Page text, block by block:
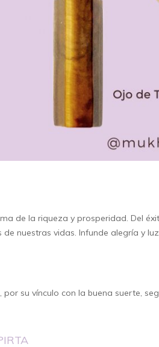
de la riqueza y prosperidad. Del
nuestras vidas. Infunde alegría y
por su vínculo con la buena suerte,